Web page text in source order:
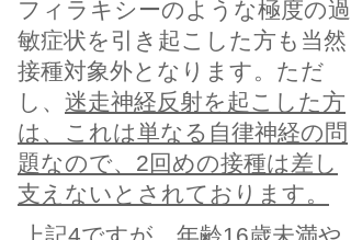
フィラキシーのような極度の過
敏症状を引き起こした方も当然
接種対象外となります。ただ
し、 迷走神経反射を起こした方
は、これは単なる自律神経の問
題なので、2回めの接種は差し
支えないとされております。